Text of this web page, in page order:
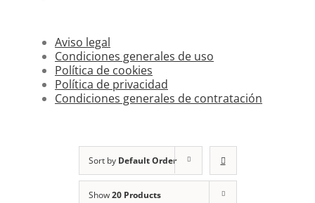
Aviso legal
Condiciones generales de uso
Política de cookies
Política de privacidad
Condiciones generales de contratación
Sort by Default Order
Show20 Products